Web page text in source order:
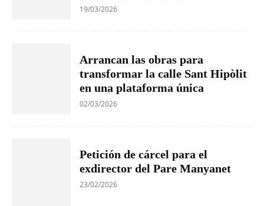
19/03/2026
Arrancan las obras para
transformar la calle Sant Hipòlit
en una plataforma única
02/03/2026
Petición de cárcel para el
exdirector del Pare Manyanet
23/02/2026